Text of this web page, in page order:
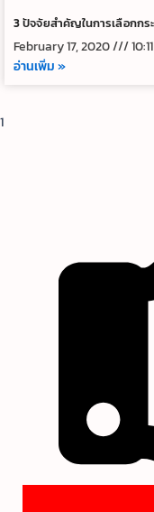
3 ปัจจัยสำคัญในการเลือกก
February 17, 2020
อ่านเพิ่ม »